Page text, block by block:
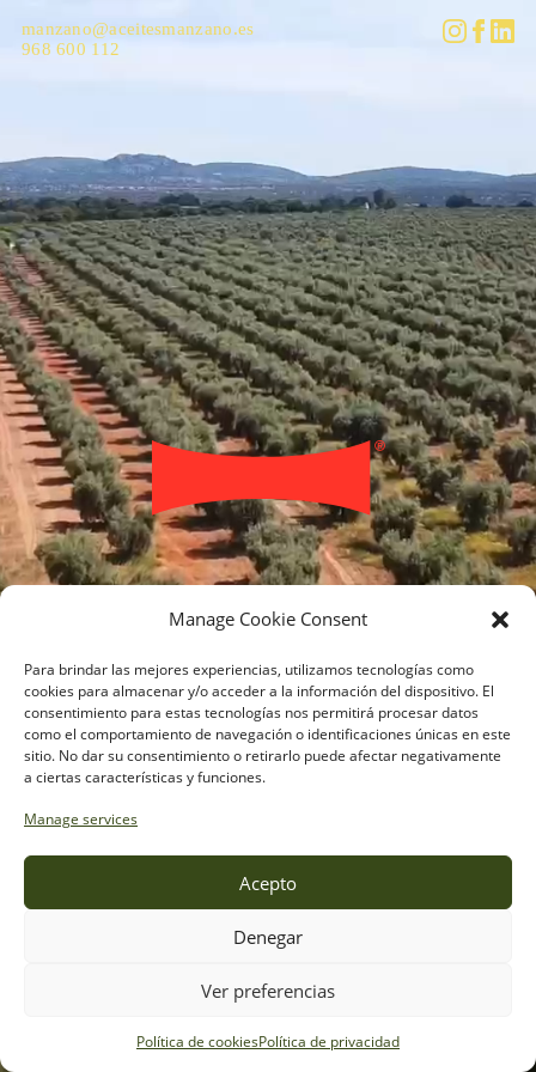
Manage Cookie Consent
Para brindar las mejores experiencias, utilizamos tecnologías como
cookies para almacenar y/o acceder a la información del dispositivo. El
consentimiento para estas tecnologías nos permitirá procesar datos
como el comportamiento de navegación o identificaciones únicas en este
sitio. No dar su consentimiento o retirarlo puede afectar negativamente
a ciertas características y funciones.
Manage services
Acepto
Denegar
Ver preferencias
Política de cookiesPolítica de privacidad
manzano@aceitesmanzano.es
968 600 112
Aceites de oliva y semillas
Desde 1966
la buena cocina
Próximamente nueva web